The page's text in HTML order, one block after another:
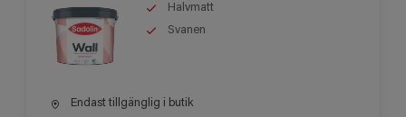
Halvmatt
Svanen
Endast tillgänglig i butik